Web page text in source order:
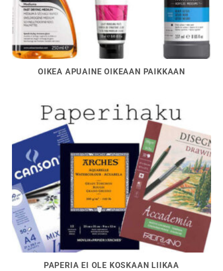
OIKEA APUAINE OIKEAAN PAIKKAAN
PAPERIA EI OLE KOSKAAN LIIKAA